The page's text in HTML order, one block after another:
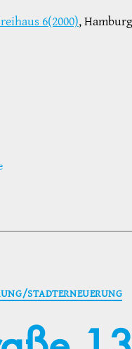
6(2000), Hamburg
STADTERNEUERUNG